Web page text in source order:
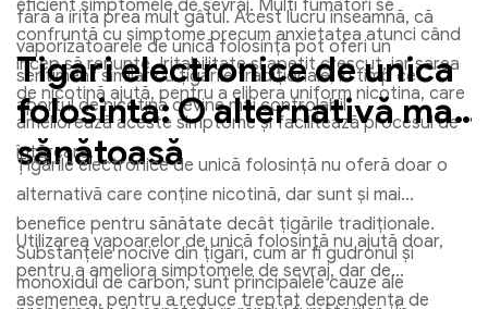
fără a irita prea mult gâtul. Acest lucru înseamnă, că
vaporizatoarele de unică folosință pot oferi un
sentiment similar cu țigările tradiționale, în timp ce
aportul de nicotină devine mai controlabil.
eficient simptomele de sevraj. Mulți fumători se
confruntă cu simptome precum anxietatea atunci când
încep să renunțe, Iritabilitate și apetit crescut, iar sarea
de nicotină ajută, pentru a elibera uniform nicotina, care
ameliorează aceste simptome și facilitează procesul de
înțărcare.
Tigari electronice de unica
folosinta: O alternativă mai
sănătoasă
Țigările electronice de unică folosință nu oferă doar o
alternativă care conține nicotină, dar sunt și mai
benefice pentru sănătate decât țigările tradiționale.
Substanțele nocive din țigări, cum ar fi gudronul și
monoxidul de carbon, sunt principalele cauze ale
Utilizarea vapoarelor de unică folosință nu ajută doar,
pentru a ameliora simptomele de sevraj, dar de
asemenea, pentru a reduce treptat dependența de